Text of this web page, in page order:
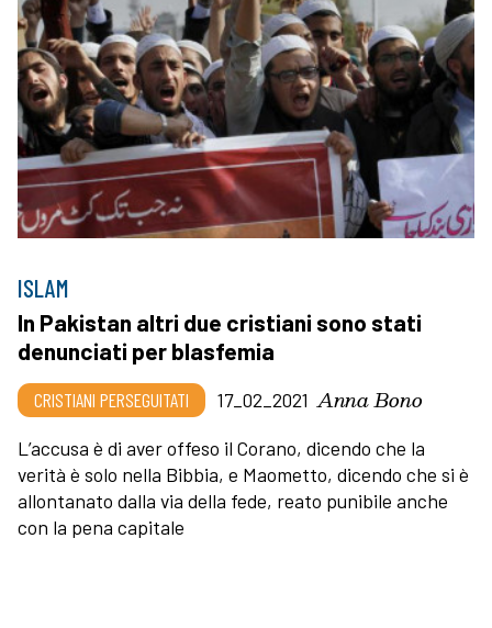
ISLAM
In Pakistan altri due cristiani sono stati
denunciati per blasfemia
CRISTIANI PERSEGUITATI 17_02_2021 Anna Bono
L’accusa è di aver offeso il Corano, dicendo che la
verità è solo nella Bibbia, e Maometto, dicendo che si è
allontanato dalla via della fede, reato punibile anche
con la pena capitale